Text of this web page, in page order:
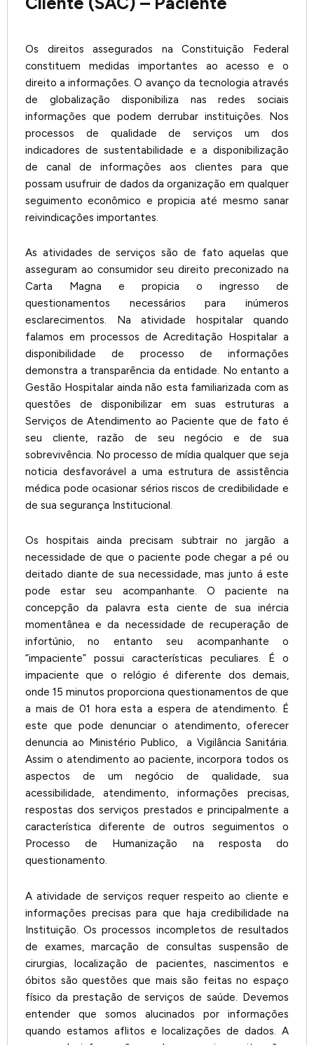
Os direitos assegurados na Constituição Federal
constituem medidas importantes ao acesso e o
direito a informações. O avanço da tecnologia através
de globalização disponibiliza nas redes sociais
informações que podem derrubar instituições. Nos
processos de qualidade de serviços um dos
indicadores de sustentabilidade e a disponibilização
de canal de informações aos clientes para que
possam usufruir de dados da organização em qualquer
seguimento econômico e propicia até mesmo sanar
reivindicações importantes.
As atividades de serviços são de fato aquelas que
asseguram ao consumidor seu direito preconizado na
Carta Magna e propicia o ingresso de
questionamentos necessários para inúmeros
esclarecimentos. Na atividade hospitalar quando
falamos em processos de Acreditação Hospitalar a
disponibilidade de processo de informações
demonstra a transparência da entidade. No entanto a
Gestão Hospitalar ainda não esta familiarizada com as
questões de disponibilizar em suas estruturas a
Serviços de Atendimento ao Paciente que de fato é
seu cliente, razão de seu negócio e de sua
sobrevivência. No processo de mídia qualquer que seja
noticia desfavorável a uma estrutura de assistência
médica pode ocasionar sérios riscos de credibilidade e
de sua segurança Institucional.
Os hospitais ainda precisam subtrair no jargão a
necessidade de que o paciente pode chegar a pé ou
deitado diante de sua necessidade, mas junto á este
pode estar seu acompanhante. O paciente na
concepção da palavra esta ciente de sua inércia
momentânea e da necessidade de recuperação de
infortúnio, no entanto seu acompanhante o
“impaciente” possui características peculiares. É o
impaciente que o relógio é diferente dos demais,
onde 15 minutos proporciona questionamentos de que
a mais de 01 hora esta a espera de atendimento. É
este que pode denunciar o atendimento, oferecer
denuncia ao Ministério Publico, a Vigilância Sanitária.
Assim o atendimento ao paciente, incorpora todos os
aspectos de um negócio de qualidade, sua
acessibilidade, atendimento, informações precisas,
respostas dos serviços prestados e principalmente a
característica diferente de outros seguimentos o
Processo de Humanização na resposta do
questionamento.
A atividade de serviços requer respeito ao cliente e
informações precisas para que haja credibilidade na
Instituição. Os processos incompletos de resultados
de exames, marcação de consultas suspensão de
cirurgias, localização de pacientes, nascimentos e
óbitos são questões que mais são feitas no espaço
físico da prestação de serviços de saúde. Devemos
entender que somos alucinados por informações
quando estamos aflitos e localizações de dados. A